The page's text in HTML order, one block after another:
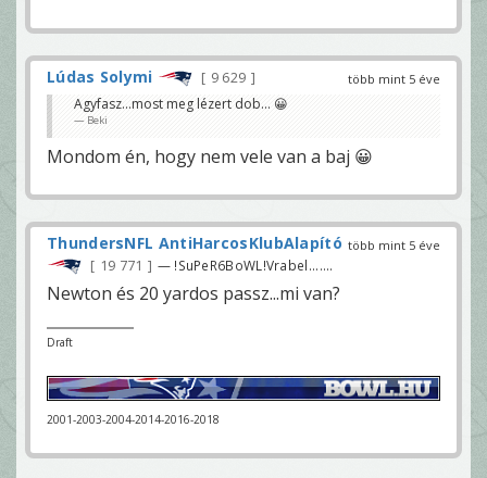
több mint 5 éve
Lúdas Solymi
9 629
Agyfasz...most meg lézert dob... 😀
Beki
Mondom én, hogy nem vele van a baj 😀
több mint 5 éve
ThundersNFL AntiHarcosKlubAlapító
19 771 — !SuPeR6BoWL!Vrabel.......
Newton és 20 yardos passz...mi van?
Draft
2001-2003-2004-2014-2016-2018